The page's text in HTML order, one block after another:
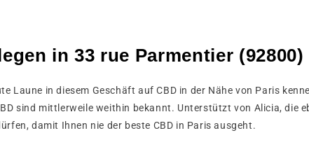
in 33 rue Parmentier (92800)
Laune in diesem Geschäft auf CBD in der Nähe von Paris
sind mittlerweile weithin bekannt. Unterstützt von Alicia, die
damit Ihnen nie der beste CBD in Paris ausgeht.